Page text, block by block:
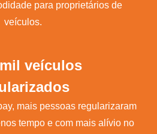
para proprietários de
veículos.
veículos
mais pessoas regularizaram
tempo e com mais alívio no